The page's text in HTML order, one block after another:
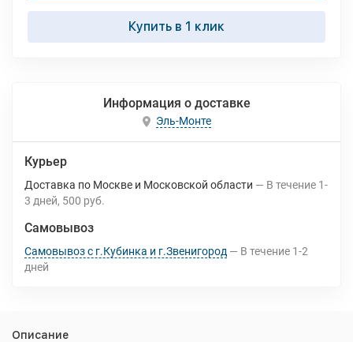
Купить в 1 клик
Информация о доставке
Эль-Монте
Курьер
Доставка по Москве и Московской области В течение 1-
3 дней 500 руб.
Самовывоз
Самовывоз с г.Кубинка и г.Звенигород В течение 1-2
дней
Описание